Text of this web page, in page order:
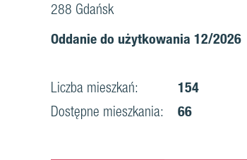
288 Gdańsk
Oddanie do użytkowania 12/2026
Liczba mieszkań:
154
Dostępne mieszkania:
66